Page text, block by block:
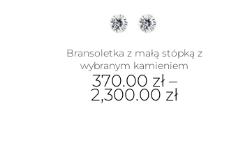
Bransoletka z małą stópką z
wybranym kamieniem
370.00 zł–
2,300.00 zł